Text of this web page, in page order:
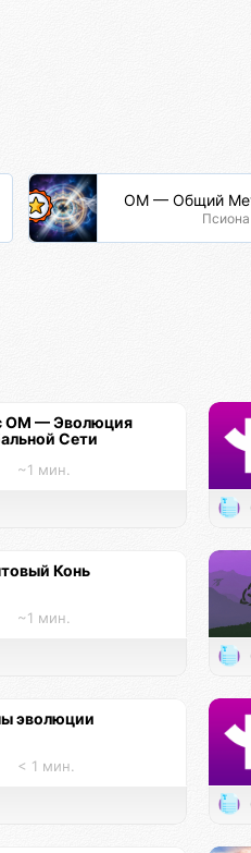
ОМ — Общий
Псиона
ОМ — Эволюция
Сети
~1 мин.
Конь
~1 мин.
эволюции
< 1 мин.